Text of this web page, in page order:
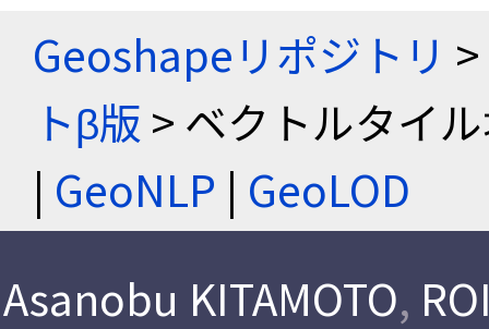
Geoshapeリポジトリ >
トβ版 > ベクトルタイ
| GeoNLP | GeoLOD
Asanobu KITAMOTO,